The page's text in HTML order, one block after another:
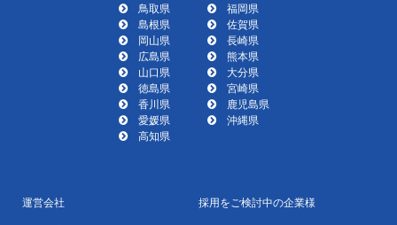
鳥取県
島根県
岡山県
広島県
山口県
徳島県
香川県
愛媛県
高知県
福岡県
佐賀県
長崎県
熊本県
大分県
宮崎県
鹿児島県
沖縄県
運営会社
採用をご検討中の企業様